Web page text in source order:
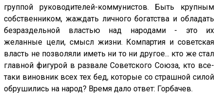
группой руководителей-коммунистов. Быть крупным
собственником, жаждать личного богатства и обладать
безраздельной властью над народами - это их
желанные цели, смысл жизни. Компартия и советская
власть не позволяли иметь ни то ни другое... кто же стал
главной фигурой в развале Советского Союза, кто все-
таки виновник всех тех бед, которые со страшной силой
обрушились на народ? Время дало ответ: Горбачев.